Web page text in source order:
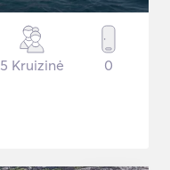
5 Kruizinė 0